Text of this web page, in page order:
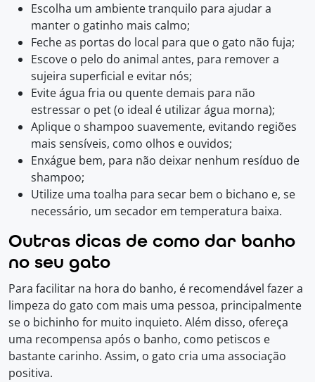
Escolha um ambiente tranquilo para ajudar a
manter o gatinho mais calmo;
Feche as portas do local para que o gato não fuja;
Escove o pelo do animal antes, para remover a
sujeira superficial e evitar nós;
Evite água fria ou quente demais para não
estressar o pet (o ideal é utilizar água morna);
Aplique o shampoo suavemente, evitando regiões
mais sensíveis, como olhos e ouvidos;
Enxágue bem, para não deixar nenhum resíduo de
shampoo;
Utilize uma toalha para secar bem o bichano e, se
necessário, um secador em temperatura baixa.
Outras dicas de como dar banho
no seu gato
Para facilitar na hora do banho, é recomendável fazer a
limpeza do gato com mais uma pessoa, principalmente
se o bichinho for muito inquieto. Além disso, ofereça
uma recompensa após o banho, como petiscos e
bastante carinho. Assim, o gato cria uma associação
positiva.